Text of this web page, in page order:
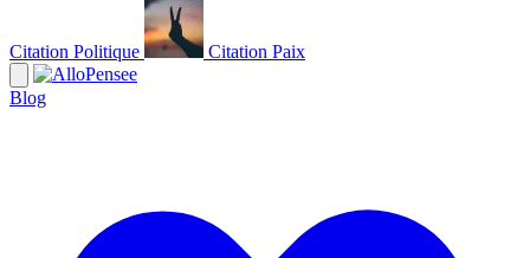
Citation Politique Citation Paix
Blog